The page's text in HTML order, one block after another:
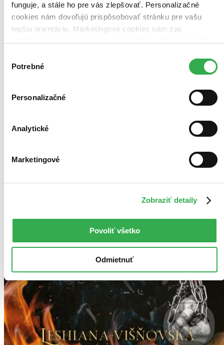
funguje, a stále ho pre vás zlepšovať. Personalizačné
cookies nám dovoľujú prispôsobovať stránku pre vašu
lepšiu orientáciu. Marketingové cookies nám zas
keby sme mohli používať všetky tieto cookies. Ďakujeme!
súhlasu
Potrebné
Personalizačné
Analytické
Marketingové
Zobraziť detaily
Povoliť všetko
Odmietnuť